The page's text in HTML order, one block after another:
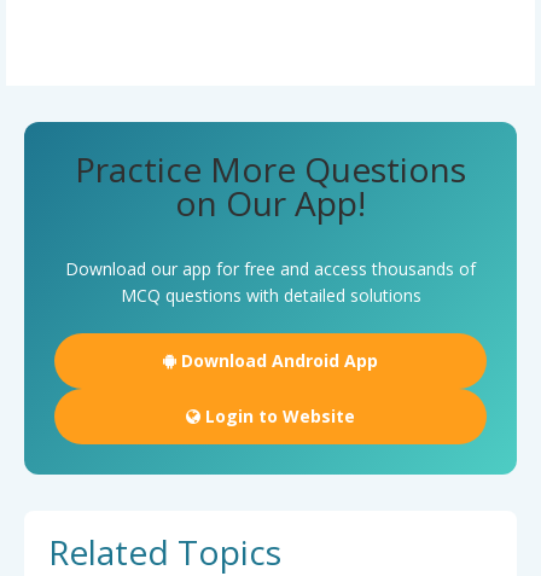
Practice More Questions
on Our App!
Download our app for free and access thousands of
MCQ questions with detailed solutions
Download Android App
Login to Website
Related Topics